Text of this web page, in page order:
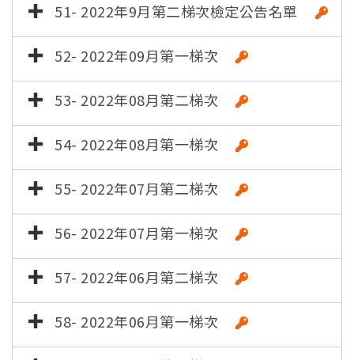
51- 2022年9月第二梯次檢定公告名單
52- 2022年09月第一梯次
53- 2022年08月第二梯次
54- 2022年08月第一梯次
55- 2022年07月第二梯次
56- 2022年07月第一梯次
57- 2022年06月第二梯次
58- 2022年06月第一梯次